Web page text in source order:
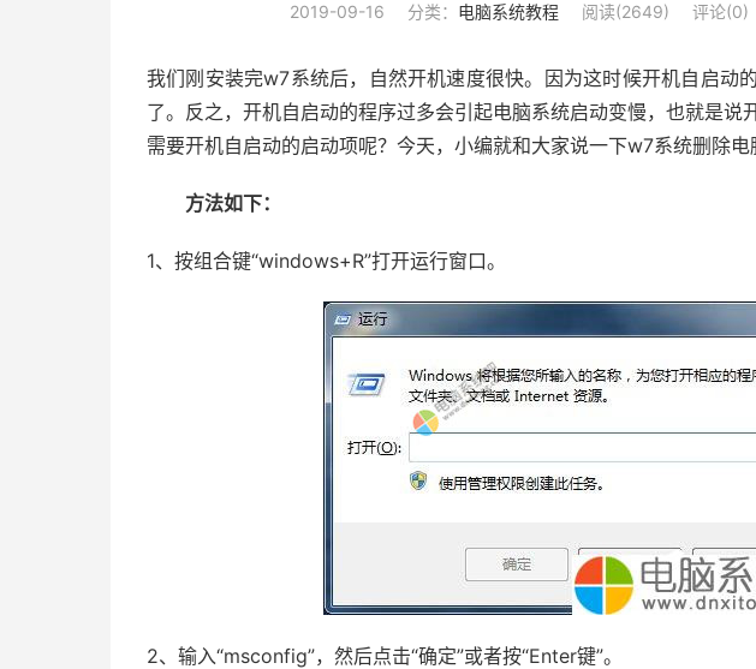
2019-09-16 分类： 电脑系统教程 阅读(2649) 评论(0)
我们刚安装完w7系统后，自然开机速度很快。因为这时候开机自启动
了。反之，开机自启动的程序过多会引起电脑系统启动变慢，也就是说
需要开机自启动的启动项呢？今天，小编就和大家说一下w7系统删除电
方法如下：
1、按组合键“windows+R”打开运行窗口。
2、输入“msconfig”，然后点击“确定”或者按“Enter键”。